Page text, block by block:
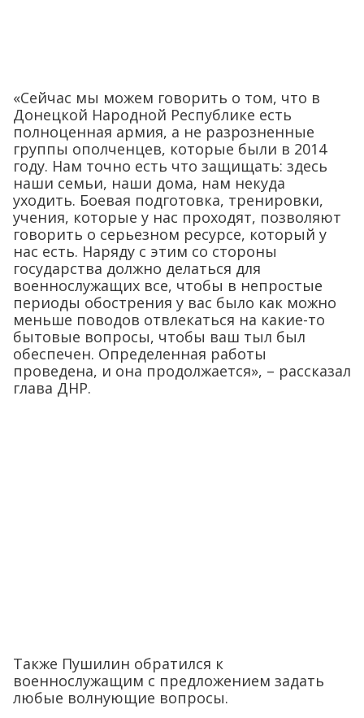
«Сейчас мы можем говорить о том, что в
Донецкой Народной Республике есть
полноценная армия, а не разрозненные
группы ополченцев, которые были в 2014
году. Нам точно есть что защищать: здесь
наши семьи, наши дома, нам некуда
уходить. Боевая подготовка, тренировки,
учения, которые у нас проходят, позволяют
говорить о серьезном ресурсе, который у
нас есть. Наряду с этим со стороны
государства должно делаться для
военнослужащих все, чтобы в непростые
периоды обострения у вас было как можно
меньше поводов отвлекаться на какие-то
бытовые вопросы, чтобы ваш тыл был
обеспечен. Определенная работы
проведена, и она продолжается», – рассказал
глава ДНР.
Также Пушилин обратился к
военнослужащим с предложением задать
любые волнующие вопросы.